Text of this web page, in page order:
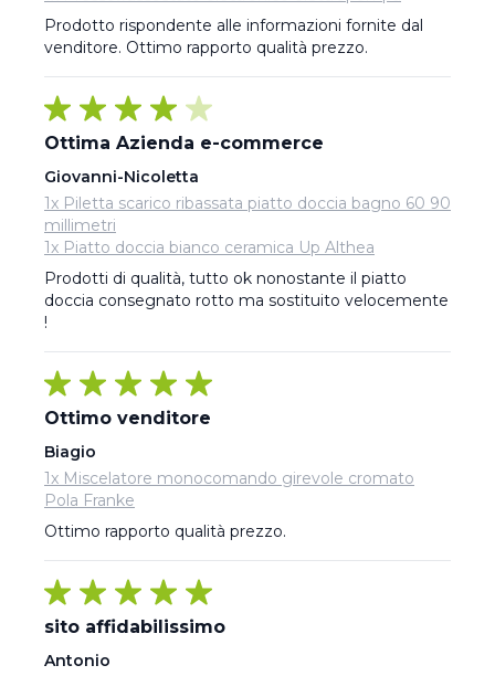
Prodotto rispondente alle informazioni fornite dal
venditore. Ottimo rapporto qualità prezzo.
Ottima Azienda e-commerce
Giovanni-Nicoletta
1x Piletta scarico ribassata piatto doccia bagno 60 90
millimetri
1x Piatto doccia bianco ceramica Up Althea
Prodotti di qualità, tutto ok nonostante il piatto
doccia consegnato rotto ma sostituito velocemente
!
Ottimo venditore
Biagio
1x Miscelatore monocomando girevole cromato
Pola Franke
Ottimo rapporto qualità prezzo.
sito affidabilissimo
Antonio